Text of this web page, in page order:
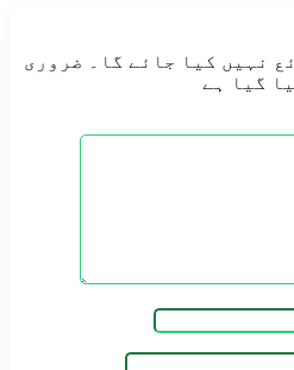
نہیں کیا جائے گا۔
ضروری
گیا ہے